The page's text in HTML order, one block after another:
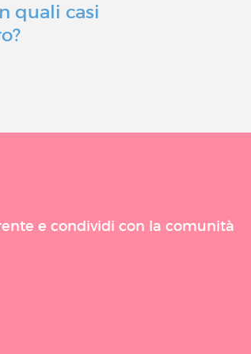
quali casi
e condividi con la comunità